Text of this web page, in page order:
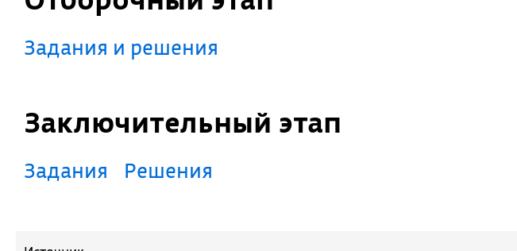
Задания и решения
Заключительный этап
Задания Решения